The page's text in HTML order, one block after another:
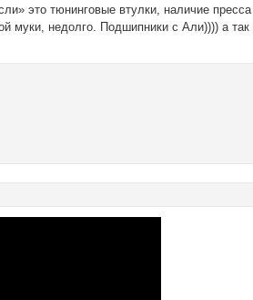
это тюнинговые втулки, наличие
муки, недолго. Подшипники с Али)))) а